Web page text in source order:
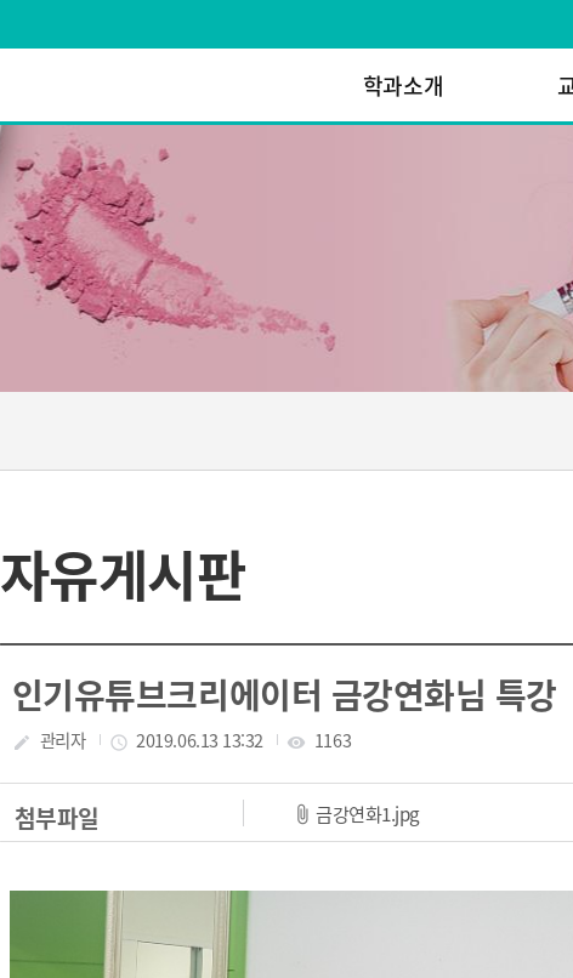
학과소개
자유게시판
인기유튜브크리에이터 금강연화님 특강
작성자
create 관리자 작성일
access_time 2019.06.13 13:32 조회수
visibility 1163
첨부파일 금강연화1.jpg파일 다운로드